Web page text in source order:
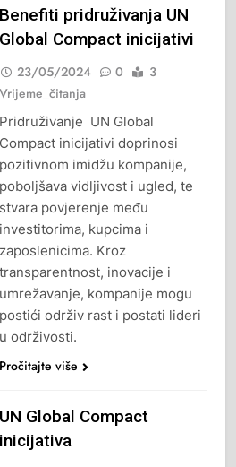
Benefiti pridruživanja UN
Global Compact inicijativi
23/05/2024 0
3
Vrijeme_čitanja
Pridruživanje UN Global
Compact inicijativi doprinosi
pozitivnom imidžu kompanije,
poboljšava vidljivost i ugled, te
stvara povjerenje među
investitorima, kupcima i
zaposlenicima. Kroz
transparentnost, inovacije i
umrežavanje, kompanije mogu
postići održiv rast i postati lideri
u održivosti.
Pročitajte više
UN Global Compact
inicijativa